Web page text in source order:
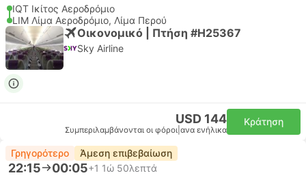
IQT Ικίτος Αεροδρόμιο
LIM Λίμα Αεροδρόμιο, Λίμα Περού
Οικονομικό | Πτήση #H25367
Sky Airline
USD 144
Συμπεριλαμβάνονται οι φόροι ανα ενήλικα
Κράτηση
Γρηγορότερο Άμεση επιβεβαίωση
22:15 00:05+1 1ώ 50λεπτά